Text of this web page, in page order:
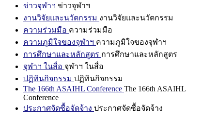
ข่าวจุฬาฯ ข่าวจุฬาฯ
งานวิจัยและนวัตกรรม งานวิจัยและนวัตกรรม
ความร่วมมือ ความร่วมมือ
ความภูมิใจของจุฬาฯ ความภูมิใจของจุฬาฯ
การศึกษาและหลักสูตร การศึกษาและหลักสูตร
จุฬาฯ ในสื่อ จุฬาฯ ในสื่อ
ปฏิทินกิจกรรม ปฏิทินกิจกรรม
The 166th ASAIHL Conference The 166th ASAIHL
Conference
ประกาศจัดซื้อจัดจ้าง ประกาศจัดซื้อจัดจ้าง